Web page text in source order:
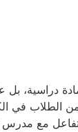
دراسية، بل
من الطلاب في
مع